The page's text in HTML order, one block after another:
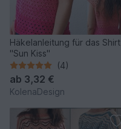
Häkelanleitung für das Shirt
"Sun Kiss"
(4)
ab 3,32 €
KolenaDesign